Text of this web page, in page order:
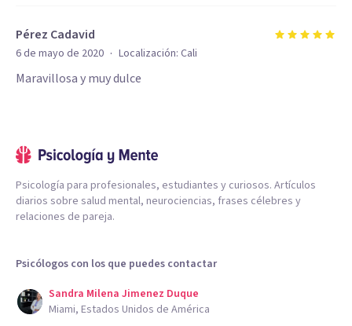
Pérez Cadavid
6 de mayo de 2020 · Localización: Cali
Maravillosa y muy dulce
Psicología para profesionales, estudiantes y curiosos. Artículos
diarios sobre salud mental, neurociencias, frases célebres y
relaciones de pareja.
Psicólogos con los que puedes contactar
Sandra Milena Jimenez Duque
Miami, Estados Unidos de América